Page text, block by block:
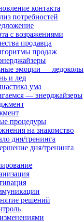
контакта
потребностей
с возражениями
продавца
продаж
эмоции — ледоколы
и лед
ума
— энерджайзеры
процедуры
на знакомство
дня/тренинга
дня/тренинга
решений